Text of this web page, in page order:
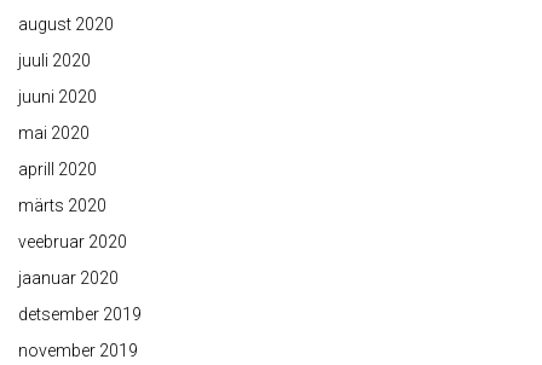
august 2020
juuli 2020
juuni 2020
mai 2020
aprill 2020
märts 2020
veebruar 2020
jaanuar 2020
detsember 2019
november 2019